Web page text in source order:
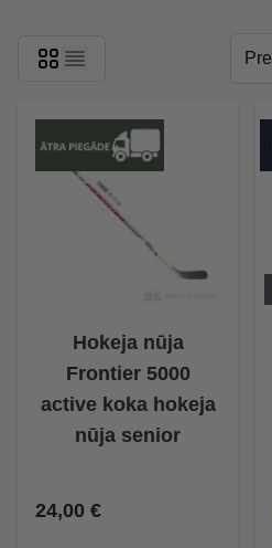
Hokeja nūja
Frontier 5000
active koka hokeja
nūja senior
24,00 €